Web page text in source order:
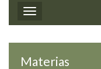
Toggle navigation
Materias